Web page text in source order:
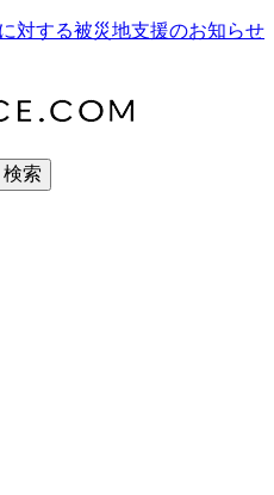
対する被災地支援のお知らせ
検索